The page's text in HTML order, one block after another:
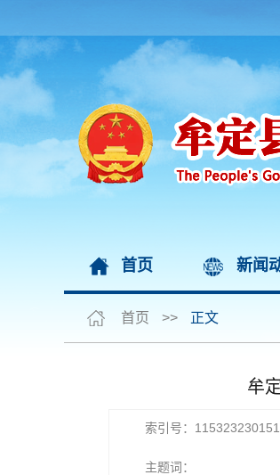
首页 新闻
首页 >> 正文
牟
索引号：
主题词：